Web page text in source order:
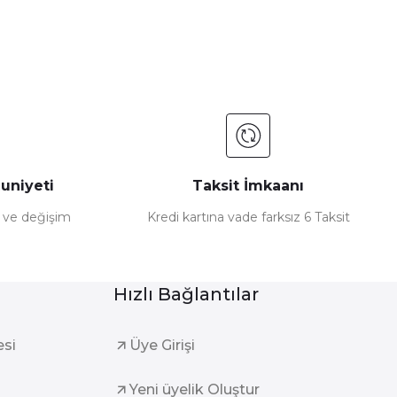
ve değişim
Taksit İmkaanı
Kredi kartına vade farksız 6 Taksit
Hızlı Bağlantılar
Üye Girişi
Yeni üyelik Oluştur